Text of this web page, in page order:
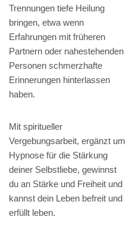
Trennungen tiefe Heilung
bringen, etwa wenn
Erfahrungen mit früheren
Partnern oder nahestehenden
Personen schmerzhafte
Erinnerungen hinterlassen
haben.
Mit spiritueller
Vergebungsarbeit, ergänzt um
Hypnose für die Stärkung
deiner Selbstliebe, gewinnst
du an Stärke und Freiheit und
kannst dein Leben befreit und
erfüllt leben.